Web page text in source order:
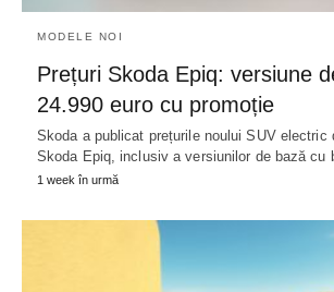
MODELE NOI
Prețuri Skoda Epiq: versiune
24.990 euro cu promoție
Skoda a publicat prețurile noului SUV electric
Skoda Epiq, inclusiv a versiunilor de bază cu
1 week în urmă